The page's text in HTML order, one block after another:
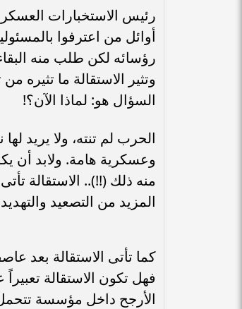
رئيس الاستخبارات
رؤسائه لكن طلب منه
وتثير الاستقالة ما
السؤال هو: لماذا الآن؟!
الحرب لم تنته، ولا يريد
وعسكرية هامة. ولابد أن
منه ذلك (!!).. الاستقالة
المزيد من التصعيد
كما تأتى الاستقالة بعد
فهل تكون الاستقالة